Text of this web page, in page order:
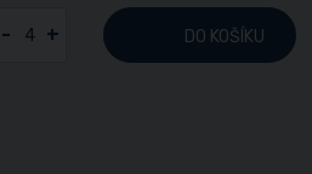
- + DO KOŠÍKU